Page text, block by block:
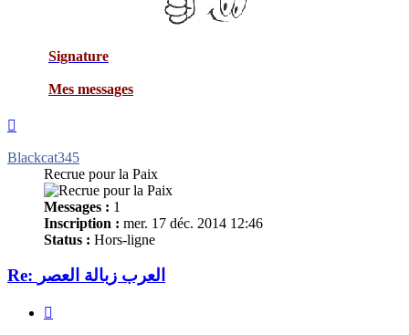
Signature
Mes messages
Blackcat345
Recrue pour la Paix
Messages : 1
Inscription : mer. 17 déc. 2014 12:46
Status : Hors-ligne
Re: العرب زبالة العصر